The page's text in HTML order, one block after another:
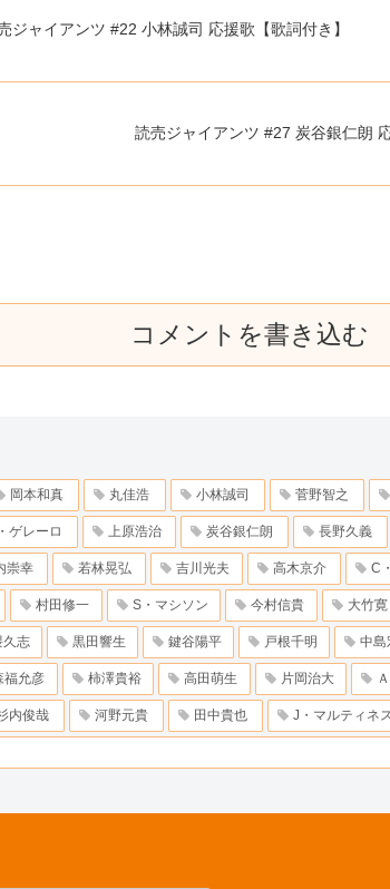
ジャイアンツ #22 小林誠司 応援歌【歌詞付き】
読売ジャイアンツ #27 炭谷銀仁朗
コメントを書き込む
岡本和真 丸佳浩 小林誠司 菅野智之
ゲレーロ 上原浩治 炭谷銀仁朗 長野久義
崇幸 若林晃弘 吉川光夫 高木京介 C
村田修一 S・マシソン 今村信貴 大竹寛
久志 黒田響生 鍵谷陽平 戸根千明 中島
福允彦 柿澤貴裕 高田萌生 片岡治大
内俊哉 河野元貴 田中貴也 J・マルティネ